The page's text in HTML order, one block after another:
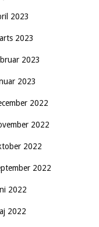
2023
2023
2023
2023
2022
2022
2022
2022
2022
2022